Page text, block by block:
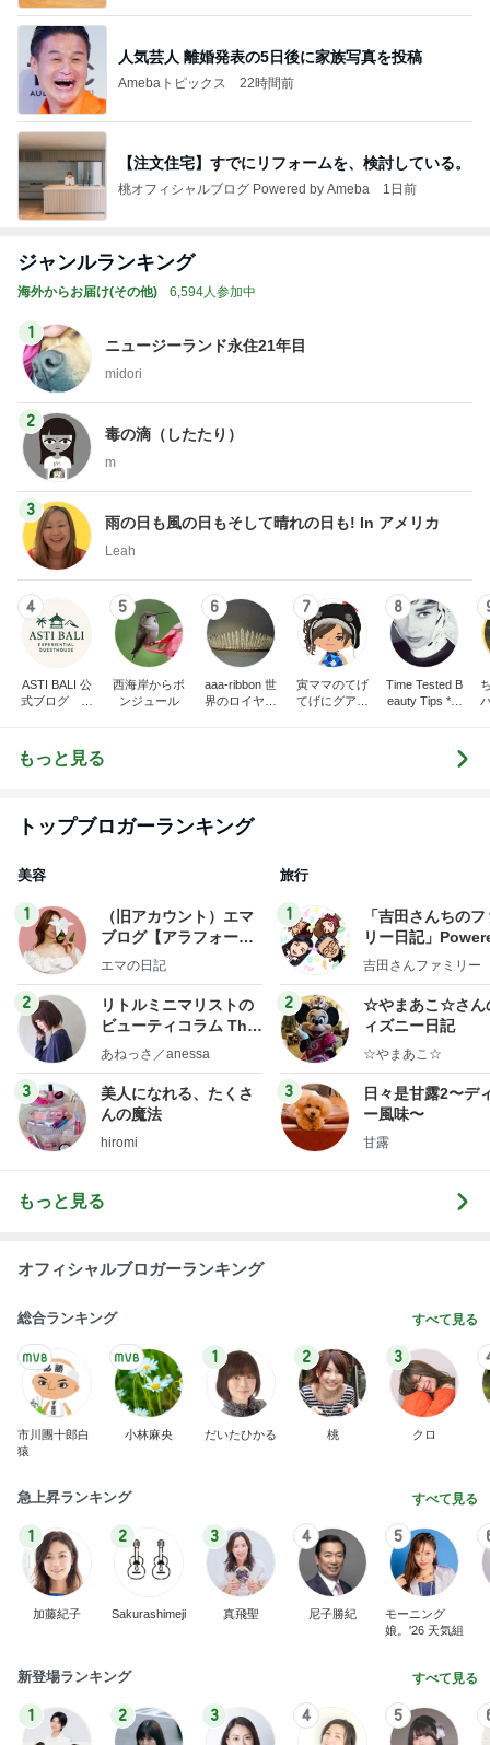
人気芸人 離婚発表の5日後に家族写真を投稿
Amebaトピックス 22時間前
【注文住宅】すでにリフォームを、検討している。
桃オフィシャルブログ Powered by Ameba 1日前
ジャンルランキング
海外からお届け(その他) 6,594人参加中
1
ニュージーランド永住21年目
midori
2
毒の滴（したたり）
m
3
雨の日も風の日もそして晴れの日も! In アメリカ
Leah
4
ASTI BALI 公
式ブログ バ
バリ
5
西海岸からボ
ンジュール
6
aaa-ribbon 世
界のロイヤル
7
寅ママのてげ
てげにグアム
8
Time Tested B
eauty Tips * A
もっと見る
トップブロガーランキング
美容
1
（旧アカウント）エマ
ブログ【アラフォー会
社売却セカンドライ
エマの日記
2
リトルミニマリストの
ビューティコラム The
little minimalist's bea
あねっさ／anessa
3
美人になれる、たくさ
んの魔法
hiromi
旅行
1
「吉田さんちの
リー日記」
y Ameba 吉田さ
ログ
吉田さんファミリー
2
☆やまあこ☆さん
ィズニー日記
☆やまあこ☆
3
日々是甘露2〜デ
ー風味〜
甘露
もっと見る
オフィシャルブロガーランキング
総合ランキング すべて見る
市川團十郎白
猿
小林麻央
1
だいたひかる
2
桃
3
クロ
急上昇ランキング すべて見る
1
加藤紀子
2
Sakurashimeji
3
真飛聖
4
尼子勝紀
5
モーニング
娘。'26 天気組
新登場ランキング すべて見る
1 2 3 4 5